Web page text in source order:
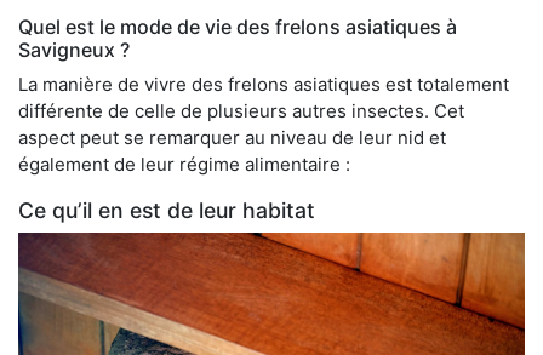
Quel est le mode de vie des frelons asiatiques à
Savigneux ?
La manière de vivre des frelons asiatiques est totalement
différente de celle de plusieurs autres insectes. Cet
aspect peut se remarquer au niveau de leur nid et
également de leur régime alimentaire :
Ce qu’il en est de leur habitat